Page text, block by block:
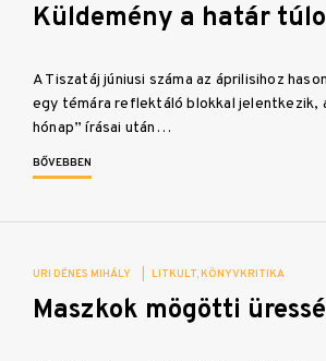
Küldemény a határ
A Tiszatáj júniusi száma az áprilisihoz
egy témára reflektáló blokkal jelentkezik,
hónap” írásai után…
BŐVEBBEN
URI DÉNES MIHÁLY LITKULT KÖNYVKRITIKA
Maszkok mögötti